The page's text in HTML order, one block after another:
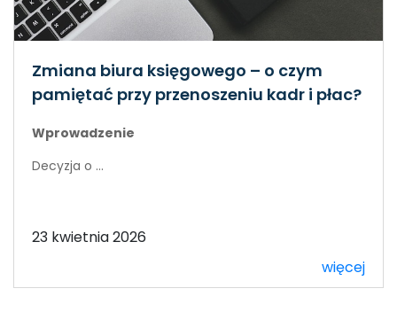
Zmiana biura księgowego – o czym
pamiętać przy przenoszeniu kadr i płac?
Wprowadzenie
Decyzja o ...
23 kwietnia 2026
więcej